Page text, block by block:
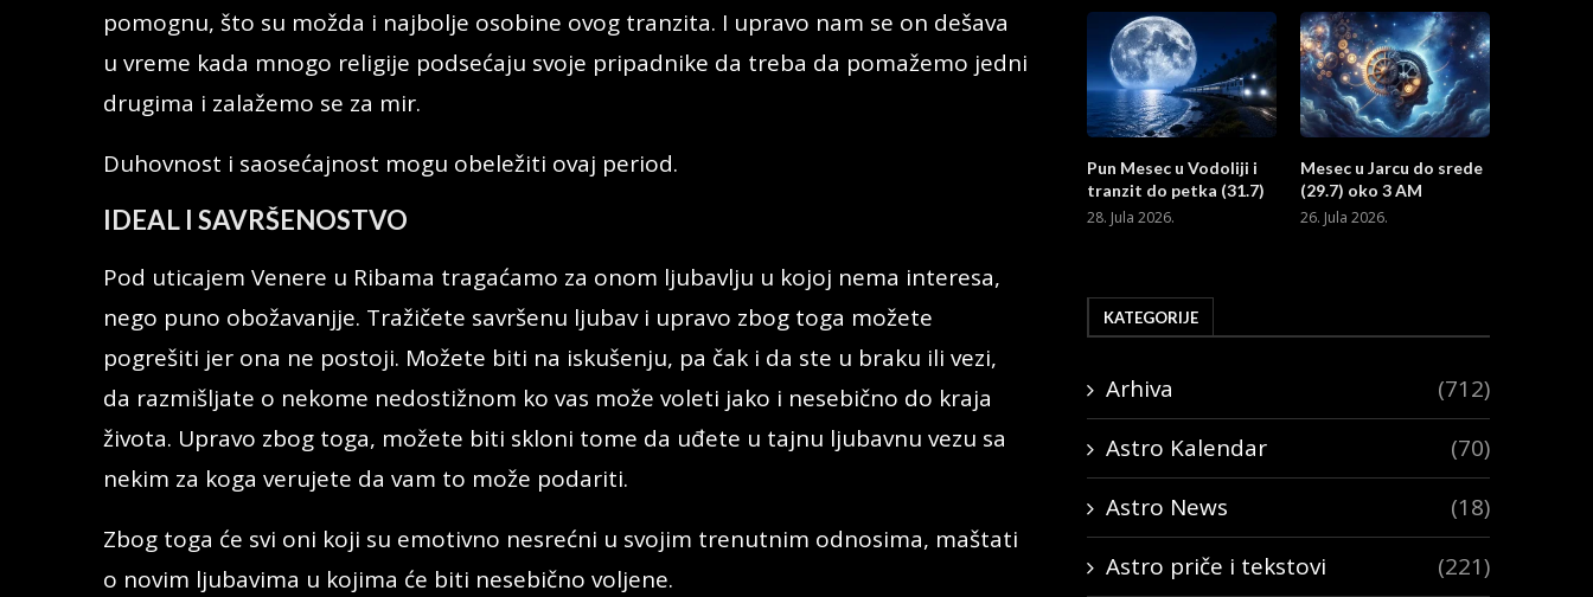
pomognu, što su možda i najbolje osobine ovog tranzita. I upravo nam se on dešava
u vreme kada mnogo religije podsećaju svoje pripadnike da treba da pomažemo jedni
drugima i zalažemo se za mir.
Duhovnost i saosećajnost mogu obeležiti ovaj period.
IDEAL I SAVRŠENOSTVO
Pod uticajem Venere u Ribama tragaćamo za onom ljubavlju u kojoj nema interesa,
nego puno obožavanjje. Tražičete savršenu ljubav i upravo zbog toga možete
pogrešiti jer ona ne postoji. Možete biti na iskušenju, pa čak i da ste u braku ili vezi,
da razmišljate o nekome nedostižnom ko vas može voleti jako i nesebično do kraja
života. Upravo zbog toga, možete biti skloni tome da uđete u tajnu ljubavnu vezu sa
nekim za koga verujete da vam to može podariti.
Zbog toga će svi oni koji su emotivno nesrećni u svojim trenutnim odnosima, maštati
o novim ljubavima u kojima će biti nesebično voljene.
Pun Mesec u Vodoliji i
tranzit do petka (31.7)
28. Jula 2026.
Mesec u Jarcu do srede
(29.7) oko 3 AM
26. Jula 2026.
KATEGORIJE
Arhiva
(712)
Astro Kalendar
(70)
Astro News
(18)
Astro priče i tekstovi
(221)